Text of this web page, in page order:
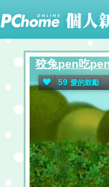
狡兔pen吃
59 愛的鼓勵